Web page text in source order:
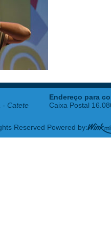
- Catete
Endereço para
Caixa Postal
Reserved Powered by: